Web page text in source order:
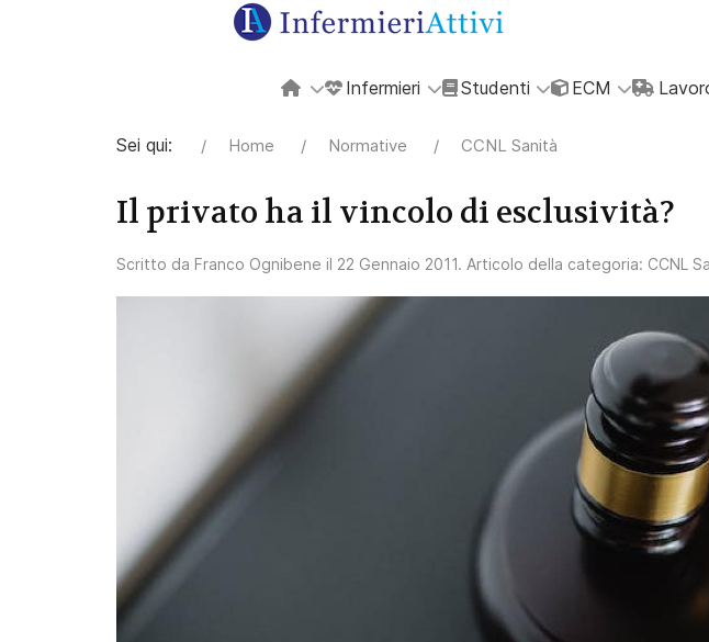
Infermieri Studenti ECM
Sei qui: Home Normative CCNL Sanità
Il privato ha il vincolo di esclusività?
Scritto da Franco Ognibene il 22 Gennaio 2011. Articolo della categoria: CCNL